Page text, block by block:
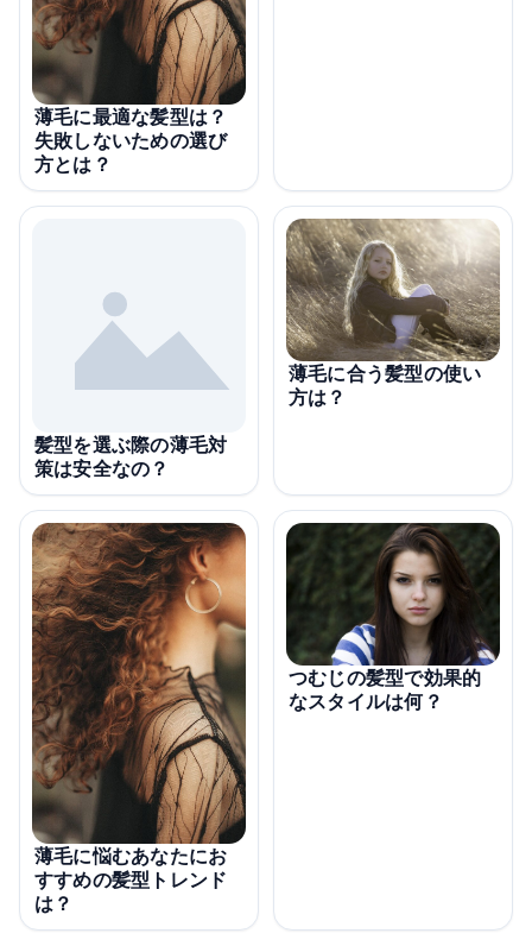
薄毛に最適な髪型は？
失敗しないための選び
方とは？
髪型を選ぶ際の薄毛対
策は安全なの？
薄毛に合う髪型の使い
方は？
薄毛に悩むあなたにお
すすめの髪型トレンド
は？
つむじの髪型で効果的
なスタイルは何？